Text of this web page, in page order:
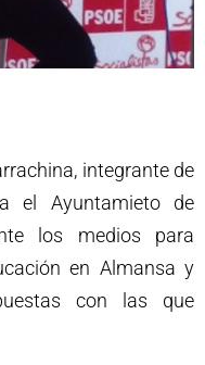
integrante de
el Ayuntamieto de
los medios para
en Almansa y
con las que